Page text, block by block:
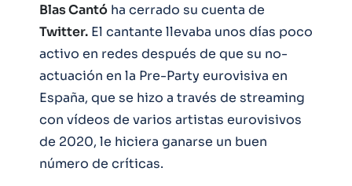
Blas Cantó ha cerrado su cuenta de
Twitter. El cantante llevaba unos días poco
activo en redes después de que su no-
actuación en la Pre-Party eurovisiva en
España, que se hizo a través de streaming
con vídeos de varios artistas eurovisivos
de 2020, le hiciera ganarse un buen
número de críticas.